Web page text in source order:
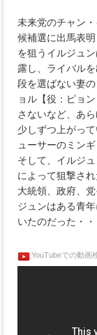
未来党のチャン
候補選に出馬表
を狙うイルジュ
露し、ライバル
段を選ばない妻
ョル【役：ピョ
さないなど、あ
少しずつ上がっ
ューサーのミン
そして、イルジ
によって狙撃さ
大統領、政府、
ジュンはある青
いたのだった・・
YouTubeでの動画